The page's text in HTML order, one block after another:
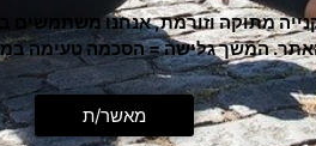
המשך גלישה = הסכמה טעימה
מאשר/ת